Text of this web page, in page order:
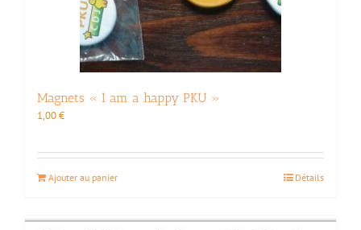
Magnets « I am a happy PKU »
1,00€
Ajouter au panier Détails